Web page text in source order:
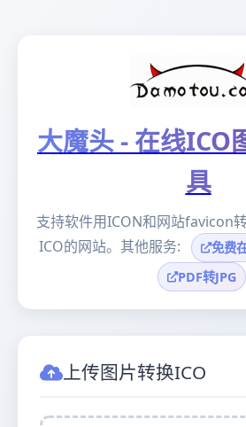
大魔头 - 在线ICO
具
支持软件用ICON和网站favicon
ICO的网站。其他服务:
免费
PDF转JPG
上传图片转换ICO